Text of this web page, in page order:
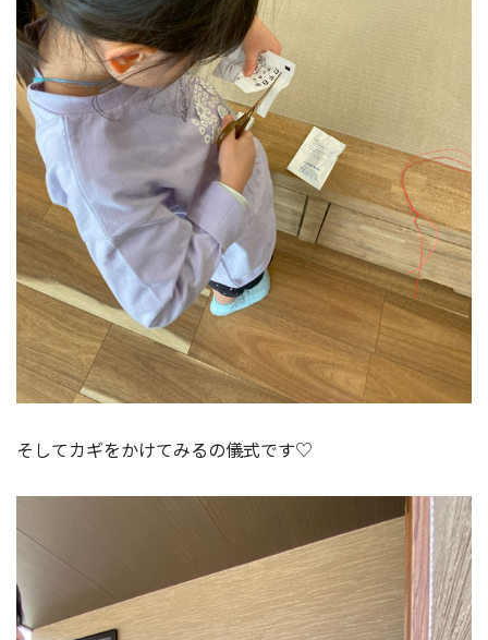
そしてカギをかけてみるの儀式です♡